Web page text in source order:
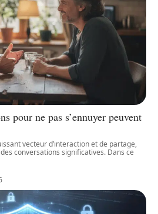
pour ne pas s’ennuyer peuvent
vecteur d’interaction et de partage,
conversations significatives. Dans ce